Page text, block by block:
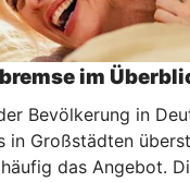
im
Bevölkerung in
in Großstädten
das Angebot.